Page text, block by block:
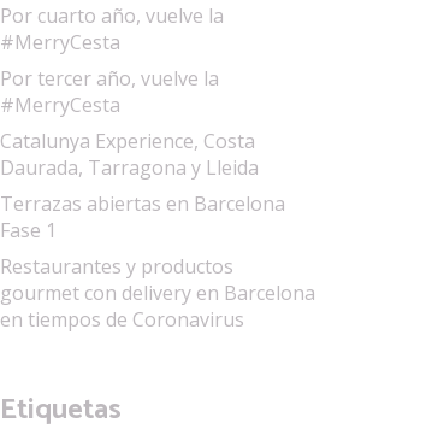
Por cuarto año, vuelve la
#MerryCesta
Por tercer año, vuelve la
#MerryCesta
Catalunya Experience, Costa
Daurada, Tarragona y Lleida
Terrazas abiertas en Barcelona
Fase 1
Restaurantes y productos
gourmet con delivery en Barcelona
en tiempos de Coronavirus
Etiquetas